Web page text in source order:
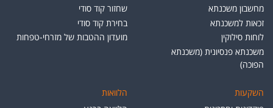
מחשבון משכנתא
זכאות למשכנתא
לוחות סילוקין
משכנתא פנסיונית (משכנתא
הפוכה)
שחזור קוד סודי
בחירת קוד סודי
מועדון ההטבות של מזרחי-טפחות
השקעות
הלוואות